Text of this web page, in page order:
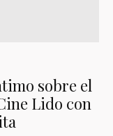
sobre el
Lido con